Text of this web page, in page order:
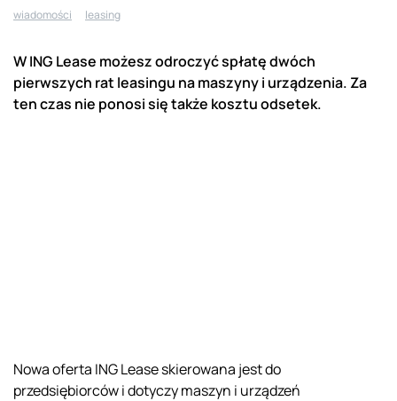
wiadomości leasing
W ING Lease możesz odroczyć spłatę dwóch
pierwszych rat leasingu na maszyny i urządzenia. Za
ten czas nie ponosi się także kosztu odsetek.
Nowa oferta ING Lease skierowana jest do
przedsiębiorców i dotyczy maszyn i urządzeń